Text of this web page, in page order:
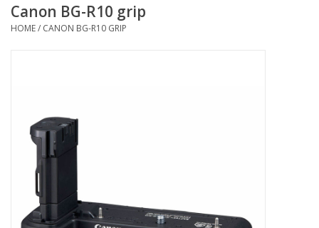
PROMO
Canon BG-R10 grip
HOME/ CANON BG-R10 GRIP